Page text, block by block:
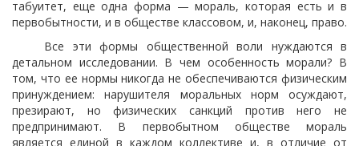
табуитет, еще одна форма — мораль, которая есть и в
первобытности, и в обществе классовом, и, наконец, право.
Все эти формы общественной воли нуждаются в
детальном исследовании. В чем особенность морали? В
том, что ее нормы никогда не обеспечиваются физическим
принуждением: нарушителя моральных норм осуждают,
презирают, но физических санкций против него не
предпринимают. В первобытном обществе мораль
является единой в каждом коллективе и, в отличие от